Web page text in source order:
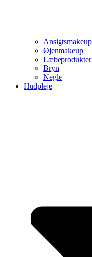
Ansigtsmakeup
Øjenmakeup
Læbeprodukter
Bryn
Negle
Hudpleje